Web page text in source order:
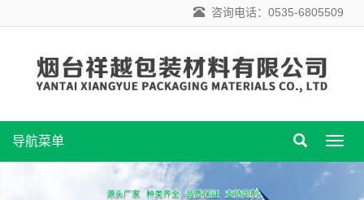
咨询电话：0535-6805509
导
导航菜单